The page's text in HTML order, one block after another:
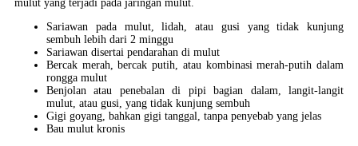
mulut yang terjadi pada jaringan mulut.
Sariawan pada mulut, lidah, atau gusi yang tidak kunjung
sembuh lebih dari 2 minggu
Sariawan disertai pendarahan di mulut
Bercak merah, bercak putih, atau kombinasi merah-putih dalam
rongga mulut
Benjolan atau penebalan di pipi bagian dalam, langit-langit
mulut, atau gusi, yang tidak kunjung sembuh
Gigi goyang, bahkan gigi tanggal, tanpa penyebab yang jelas
Bau mulut kronis